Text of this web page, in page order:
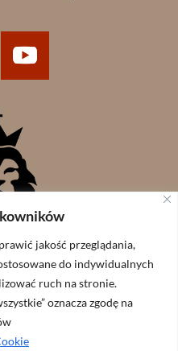
jakość przeglądania,
do indywidualnych
ruch na stronie.
oznacza zgodę na